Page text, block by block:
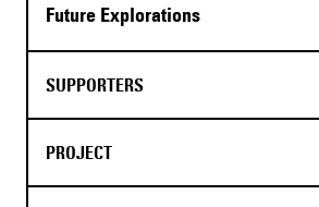
Future Explorations
SUPPORTERS
PROJECT